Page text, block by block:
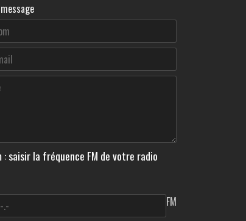
: saisir la fréquence FM de votre radio
FM